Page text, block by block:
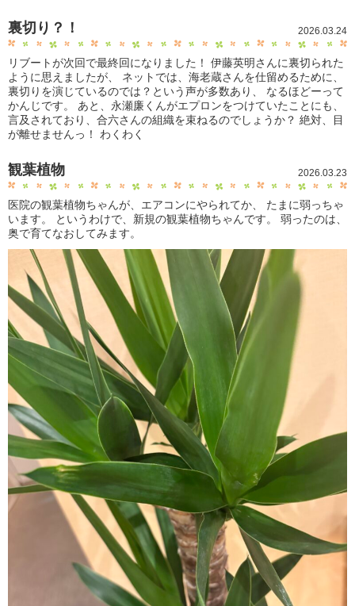
2026.03.24
裏切り？！
リブートが次回で最終回になりました！ 伊藤英明さんに裏切られた
ように思えましたが、 ネットでは、海老蔵さんを仕留めるために、
裏切りを演じているのでは？という声が多数あり、 なるほどーって
かんじです。 あと、永瀬廉くんがエプロンをつけていたことにも、
言及されており、合六さんの組織を束ねるのでしょうか？ 絶対、目
が離せませんっ！ わくわく
2026.03.23
観葉植物
医院の観葉植物ちゃんが、エアコンにやられてか、 たまに弱っちゃ
います。 というわけで、新規の観葉植物ちゃんです。 弱ったのは、
奥で育てなおしてみます。